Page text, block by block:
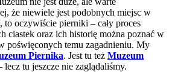
że niewiele jest podobnych miejsc w
to oczywiście pierniki – cały proces
ciastek oraz ich historię można poznać w
poświęconych temu zagadnieniu. My
Piernika. Jest tu też Muzeum
lecz tu jeszcze nie zaglądaliśmy.